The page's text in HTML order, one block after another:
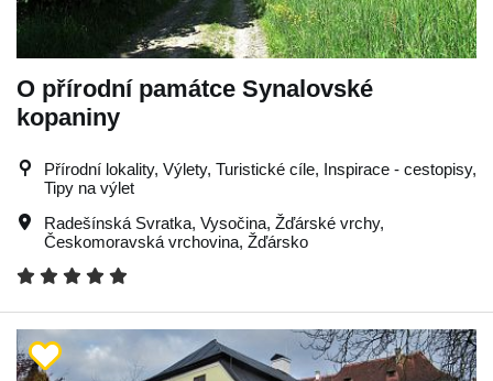
O přírodní památce Synalovské
kopaniny
Přírodní lokality, Výlety, Turistické cíle, Inspirace - cestopisy,
Tipy na výlet
Radešínská Svratka, Vysočina, Žďárské vrchy,
Českomoravská vrchovina, Žďársko